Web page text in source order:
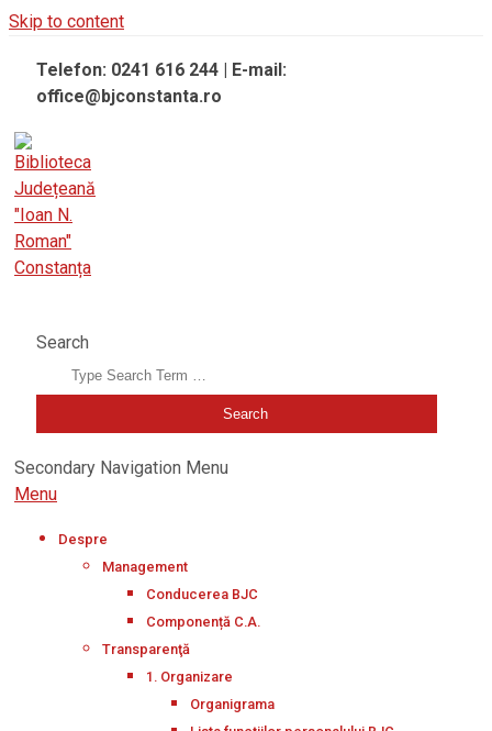
Skip to content
Telefon: 0241 616 244 | E-mail:
office@bjconstanta.ro
Search
Secondary Navigation Menu
Menu
Despre
Management
Conducerea BJC
Componență C.A.
Transparenţă
1. Organizare
Organigrama